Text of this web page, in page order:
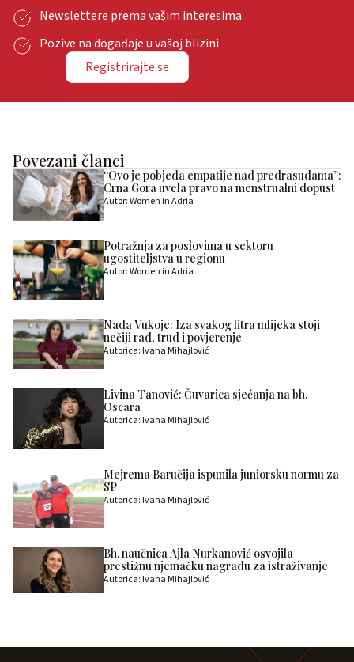
Newslettere prema vašim interesima
Pozive na događaje u vašoj blizini
Registrirajte se
Povezani članci
“Ovo je pobjeda empatije nad predrasudama”:
Crna Gora uvela pravo na menstrualni dopust
Autor: Women in Adria
Potražnja za poslovima u sektoru
ugostiteljstva u regionu
Autor: Women in Adria
Nada Vukoje: Iza svakog litra mlijeka stoji
nečiji rad, trud i povjerenje
Autorica: Ivana Mihajlović
Livina Tanović: Čuvarica sjećanja na bh.
Oscara
Autorica: Ivana Mihajlović
Mejrema Baručija ispunila juniorsku normu za
SP
Autorica: Ivana Mihajlović
Bh. naučnica Ajla Nurkanović osvojila
prestižnu njemačku nagradu za istraživanje
Autorica: Ivana Mihajlović